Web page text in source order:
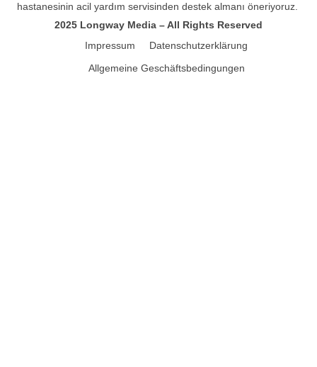
hastanesinin acil yardım servisinden destek almanı öneriyoruz.
2025 Longway Media – All Rights Reserved
Impressum
Datenschutzerklärung
Allgemeine Geschäftsbedingungen